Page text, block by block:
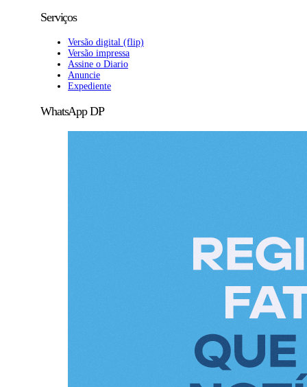
Serviços
Versão digital (flip)
Versão impressa
Assine o Diario
Anuncie
Expediente
WhatsApp DP